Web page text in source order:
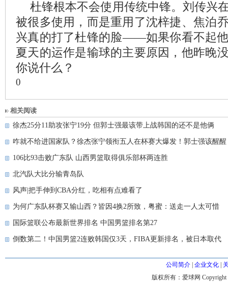
杜锋根本不会使用传统中锋。刘传兴
被很多使用，而是重用了沈梓捷、焦泊
兴真的打了杜锋的脸——如果你看不起
夏天的运作是输球的主要原因，他昨晚
你说什么？
0
相关阅读
徐杰25分11助攻张宁19分 但郭士强最该带上战韩国的还不是他俩
咋就不给进国家队？徐杰张宁领衔五人在杯赛大爆发！郭士强该醒醒
106比93击败广东队 山西男篮取得俱乐部杯两连胜
北汽队大比分输青岛队
风声|把手伸到CBA分红，吃相有点难看了
为何广东队杯赛又输山西？皆因4换2所致，粤蜜：送走一人太可惜
国际篮联公布最新世界排名 中国男篮排名第27
倒数第二！中国男篮2连败韩国仅3天，FIBA更新排名，被日本取代
公司简介 企业文化
版权所有：爱球网